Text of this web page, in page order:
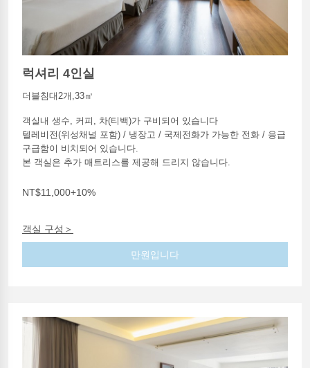
럭셔리 4인실
더블침대2개,33㎡
객실내 생수, 커피, 차(티백)가 구비되어 있습니다
텔레비전(위성채널 포함) / 냉장고 / 국제전화가 가능한 전화 / 응급
구급함이 비치되어 있습니다.
본 객실은 추가 매트리스를 제공해 드리지 않습니다.
NT$11,000+10%
객실 구성＞
만원입니다